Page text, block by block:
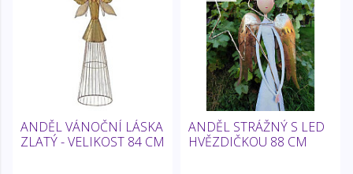
ANDĚL VÁNOČNÍ LÁSKA
ZLATÝ - VELIKOST 84 CM
ANDĚL STRÁŽNÝ S LED
HVĚZDIČKOU 88 CM